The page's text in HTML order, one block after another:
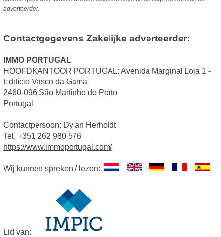
adverteerder.
Contactgegevens Zakelijke adverteerder:
IMMO PORTUGAL
HOOFDKANTOOR PORTUGAL: Avenida Marginal Loja 1 -
Edifício Vasco da Gama
2460-096 São Martinho do Porto
Portugal
Contactpersoon: Dylan Herholdt
Tel. +351 262 980 576
https://www.immoportugal.com/
Wij kunnen spreken / lezen:
Lid van: